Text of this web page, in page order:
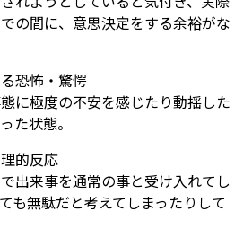
の間に、意思決定をする余裕がな
恐怖・驚愕
に極度の不安を感じたり動揺した
た状態。
的反応
出来事を通常の事と受け入れてし
も無駄だと考えてしまったりして